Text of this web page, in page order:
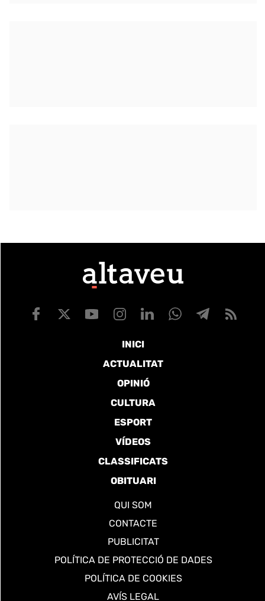
INICI
ACTUALITAT
OPINIÓ
CULTURA
ESPORT
VÍDEOS
CLASSIFICATS
OBITUARI
QUI SOM
CONTACTE
PUBLICITAT
POLÍTICA DE PROTECCIÓ DE DADES
POLÍTICA DE COOKIES
AVÍS LEGAL